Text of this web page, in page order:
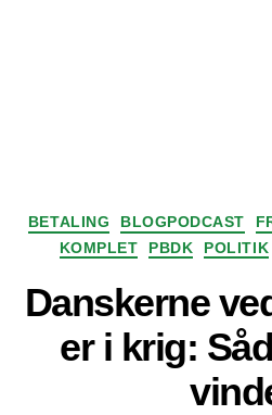
BETALING BLOGPODCAST
KOMPLET
PBDK POLITIK
Danskerne
er i krig: